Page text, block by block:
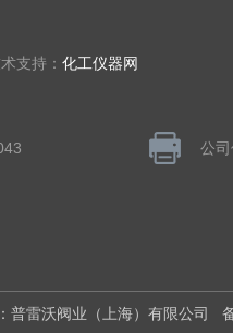
支持： 化工仪器网
公
普雷沃阀业（上海）有限公司